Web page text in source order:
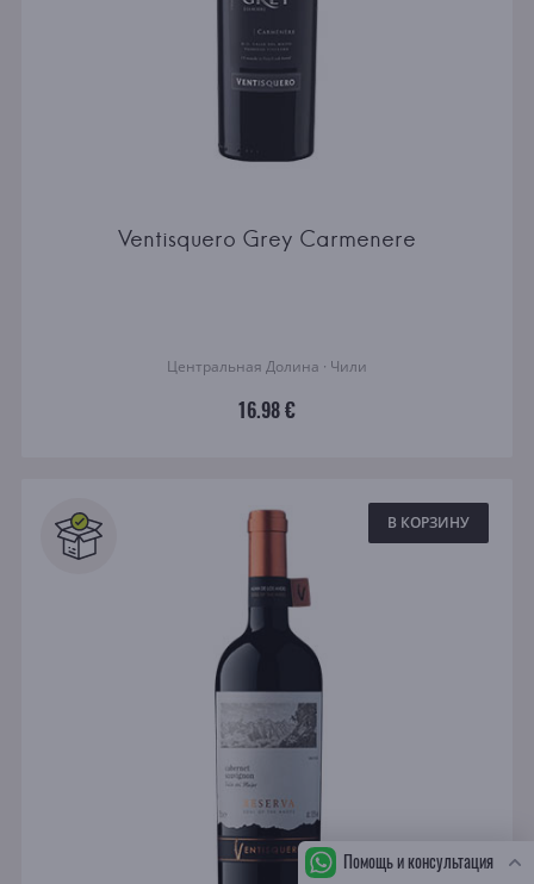
Помощь и консультация
Ventisquero Grey Carmenere
Центральная Долина · Чили
16.98 €
В КОРЗИНУ